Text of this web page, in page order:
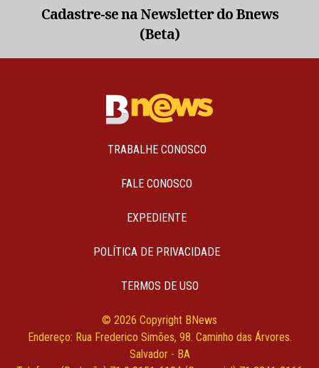
Cadastre-se na Newsletter do Bnews
(Beta)
TRABALHE CONOSCO
FALE CONOSCO
EXPEDIENTE
POLÍTICA DE PRIVACIDADE
TERMOS DE USO
© 2026 Copyright BNews
Endereço: Rua Frederico Simões, 98. Caminho das Árvores.
Salvador - BA